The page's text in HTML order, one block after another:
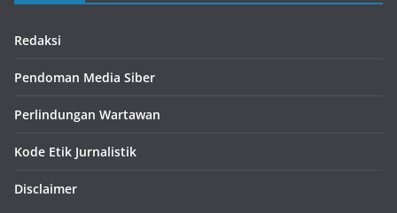
Redaksi
Pendoman Media Siber
Perlindungan Wartawan
Kode Etik Jurnalistik
Disclaimer